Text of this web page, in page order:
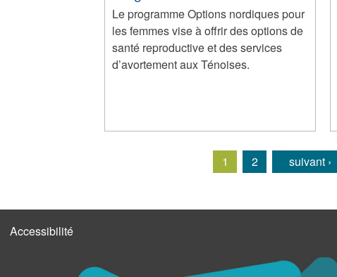
Le programme Options nordiques pour
les femmes vise à offrir des options de
santé reproductive et des services
d’avortement aux Ténoises.
1 2 suivant ›
Accessibilité